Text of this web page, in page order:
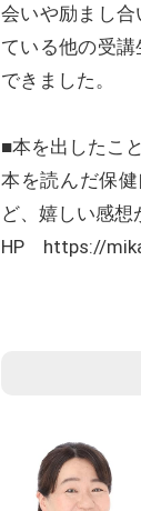
会いや励まし
ている他の受
できました。
■本を出したこ
本を読んだ保
ど、嬉しい感想
HP https://